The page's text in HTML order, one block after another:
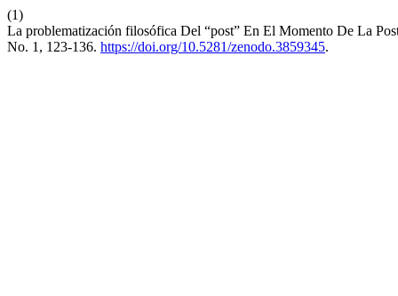
(1)
La problematización filosófica Del “post” En El Momento De La
No. 1, 123-136. https://doi.org/10.5281/zenodo.3859345.